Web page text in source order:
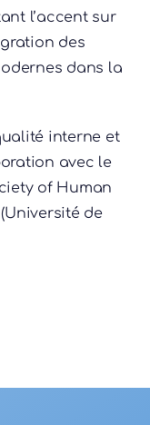
l’accent sur
des
dans la
interne et
avec le
of Human
de